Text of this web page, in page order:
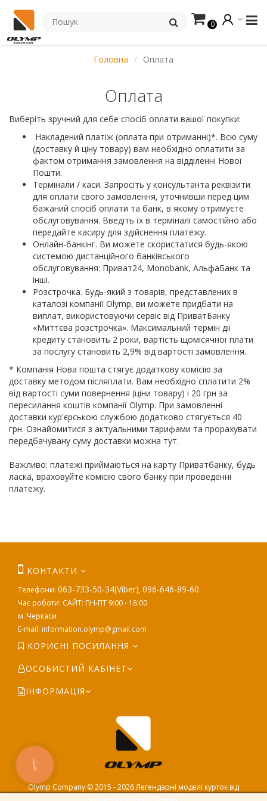
0
Головна Оплата
Оплата
Виберіть зручний для себе спосіб оплати вашої покупки:
Накладений платіж (оплата при отриманні)*. Всю суму
(доставку й ціну товару) вам необхідно оплатити за
фактом отримання замовлення на відділенні Нової
Пошти.
Термінали / каси. Запросіть у консультанта реквізити
для оплати свого замовлення, уточнивши перед цим
бажаний спосіб оплати та банк, в якому отримуєте
обслуговування. Введіть їх в терміналі самостійно або
передайте касиру для здійснення платежу.
Онлайн-банкінг. Ви можете скористатися будь-якою
системою дистанційного банківського
обслуговування: Приват24, Monobank, АльфаБанк та
інші.
Розстрочка. Будь-який з товарів, представлених в
каталозі компанії Olymp, ви можете придбати на
виплат, використовуючи сервіс від ПриватБанку
«Миттєва розстрочка». Максимальний термін дії
кредиту становить 2 роки, вартість щомісячної плати
за послугу становить 2,9% від вартості замовлення.
* Компанія Нова пошта стягує додаткову комісію за
доставку методом післяплати. Вам необхідно сплатити 2%
від вартості суми повернення (ціни товару) і 20 грн за
пересилання коштів компанії Olymp. При замовленні
доставки кур'єрською службою додатково стягується 40
грн. Ознайомитися з актуальними тарифами та прорахувати
передбачувану суму доставки можна тут.
Важливо: платежі приймаються на карту Приватбанку, будь
ласка, враховуйте комісію свого банку при проведенні
платежу.
КОНТАКТИ
Телефони: 063-733-50-34(Viber),096-646-89-60
Час роботи: САЙТ: ПН-ПТ 9:00 - 18:00
м. Черкаси
E-mail: information.olymp@gmail.com
КОРИСНІ ПОСИЛАННЯ
ОСОБИСТИЙ КАБІНЕТ
ІНФОРМАЦІЯ
Olymp Company © 2015 - 2026 Легендарні моделі курток від
українського виробника
КНОПКА
ЗВ'ЯЗКУ